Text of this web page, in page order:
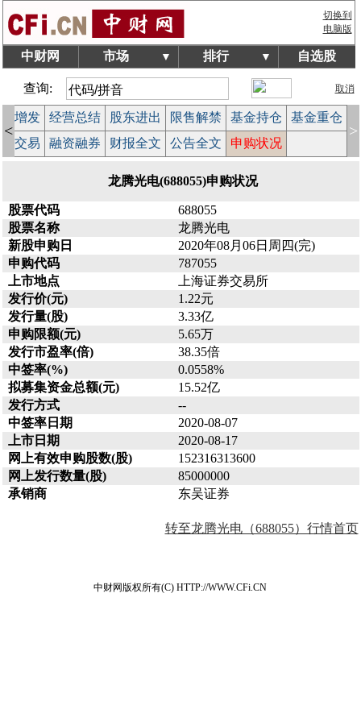
切换到
电脑版
中财网 市场 ▼ 排行 ▼ 自选股
查询: 取消
<
增发 经营总结 股东进出 限售解禁 基金持仓
基金重仓
交易
融资融券 财报全文 公告全文 申购状况
>
龙腾光电(688055)申购状况
股票代码
688055
股票名称
龙腾光电
新股申购日
2020年08月06日周四(完)
申购代码
787055
上市地点
上海证券交易所
发行价(元)
1.22元
发行量(股)
3.33亿
申购限额(元)
5.65万
发行市盈率(倍)
38.35倍
中签率(%)
0.0558%
拟募集资金总额(元)
15.52亿
发行方式
--
中签率日期
2020-08-07
上市日期
2020-08-17
网上有效申购股数(股)
152316313600
网上发行数量(股)
85000000
承销商
东吴证券
转至龙腾光电（688055）行情首页
中财网版权所有(C) HTTP://WWW.CFi.CN